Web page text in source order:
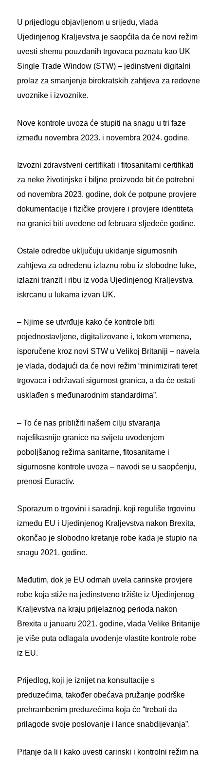
U prijedlogu objavljenom u srijedu, vlada
Ujedinjenog Kraljevstva je saopćila da će novi režim
uvesti shemu pouzdanih trgovaca poznatu kao UK
Single Trade Window (STW) – jedinstveni digitalni
prolaz za smanjenje birokratskih zahtjeva za redovne
uvoznike i izvoznike.
Nove kontrole uvoza će stupiti na snagu u tri faze
između novembra 2023. i novembra 2024. godine.
Izvozni zdravstveni certifikati i fitosanitarni certifikati
za neke životinjske i biljne proizvode bit će potrebni
od novembra 2023. godine, dok će potpune provjere
dokumentacije i fizičke provjere i provjere identiteta
na granici biti uvedene od februara sljedeće godine.
Ostale odredbe uključuju ukidanje sigurnosnih
zahtjeva za određenu izlaznu robu iz slobodne luke,
izlazni tranzit i ribu iz voda Ujedinjenog Kraljevstva
iskrcanu u lukama izvan UK.
– Njime se utvrđuje kako će kontrole biti
pojednostavljene, digitalizovane i, tokom vremena,
isporučene kroz novi STW u Velikoj Britaniji – navela
je vlada, dodajući da će novi režim “minimizirati teret
trgovaca i održavati sigurnost granica, a da će ostati
usklađen s međunarodnim standardima”.
– To će nas približiti našem cilju stvaranja
najefikasnije granice na svijetu uvođenjem
poboljšanog režima sanitarne, fitosanitarne i
sigurnosne kontrole uvoza – navodi se u saopćenju,
prenosi Euractiv.
Sporazum o trgovini i saradnji, koji reguliše trgovinu
između EU i Ujedinjenog Kraljevstva nakon Brexita,
okončao je slobodno kretanje robe kada je stupio na
snagu 2021. godine.
Međutim, dok je EU odmah uvela carinske provjere
robe koja stiže na jedinstveno tržište iz Ujedinjenog
Kraljevstva na kraju prijelaznog perioda nakon
Brexita u januaru 2021. godine, vlada Velike Britanije
je više puta odlagala uvođenje vlastite kontrole robe
iz EU.
Prijedlog, koji je iznijet na konsultacije s
preduzećima, također obećava pružanje podrške
prehrambenim preduzećima koja će “trebati da
prilagode svoje poslovanje i lance snabdijevanja”.
Pitanje da li i kako uvesti carinski i kontrolni režim na